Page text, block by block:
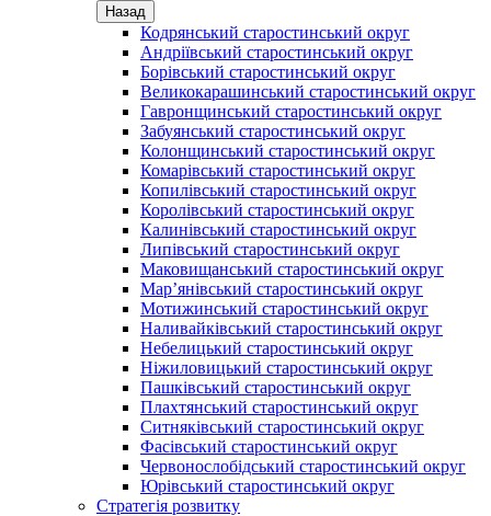
Назад
Кодрянський старостинський округ
Андріївський старостинський округ
Борівський старостинський округ
Великокарашинський старостинський округ
Гавронщинський старостинський округ
Забуянський старостинський округ
Колонщинський старостинський округ
Комарівський старостинський округ
Копилівський старостинський округ
Королівський старостинський округ
Калинівський старостинський округ
Липівський старостинський округ
Маковищанський старостинський округ
Мар’янівський старостинський округ
Мотижинський старостинський округ
Наливайківський старостинський округ
Небелицький старостинський округ
Ніжиловицький старостинський округ
Пашківський старостинський округ
Плахтянський старостинський округ
Ситняківський старостинський округ
Фасівський старостинський округ
Червонослобідський старостинський округ
Юрівський старостинський округ
Стратегія розвитку